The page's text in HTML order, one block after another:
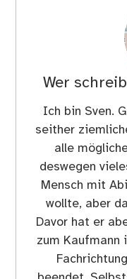
Wer
Ich bin Sven.
seither
alle
deswegen
Mensch mit
wollte, aber
Davor hat er
zum Kaufmann